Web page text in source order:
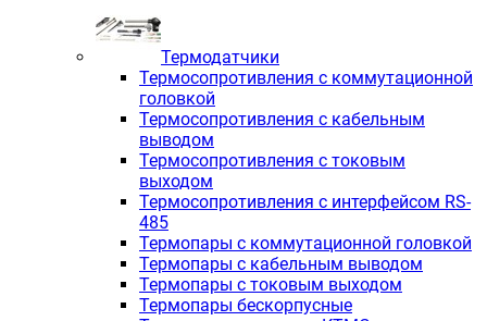
Термодатчики
Термосопротивления с коммутационной
головкой
Термосопротивления с кабельным
выводом
Термосопротивления с токовым
выходом
Термосопротивления с интерфейсом RS-
485
Термопары с коммутационной головкой
Термопары с кабельным выводом
Термопары с токовым выходом
Термопары бескорпусные